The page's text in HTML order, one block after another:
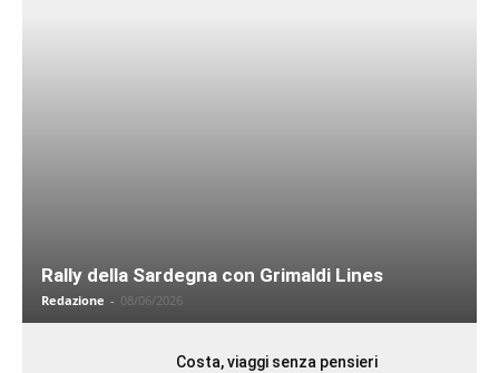
Rally della Sardegna con Grimaldi Lines
Redazione - 08/06/2026
Costa, viaggi senza pensieri